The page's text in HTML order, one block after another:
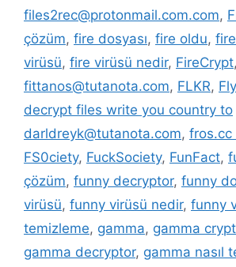
files2rec@protonmail.com.com,
çözüm, fire dosyası, fire oldu,
virüsü, fire virüsü nedir, FireCrypt,
fittanos@tutanota.com, FLKR,
decrypt files write you country to
darldreyk@tutanota.com, fros.cc
FS0ciety, FuckSociety, FunFact,
çözüm, funny decryptor, funny
virüsü, funny virüsü nedir, funny
temizleme, gamma, gamma
gamma decryptor, gamma nasıl